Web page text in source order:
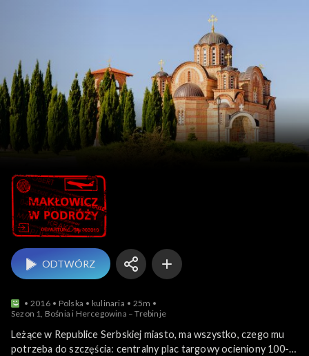
ODTWÓRZ
2016 Polska kulinaria
25m
Sezon 1, Bośnia i Hercegowina – Trebinje
Leżące w Republice Serbskiej miasto, ma wszystko, czego mu
potrzeba do szczęścia: centralny plac targowy ocieniony 100-